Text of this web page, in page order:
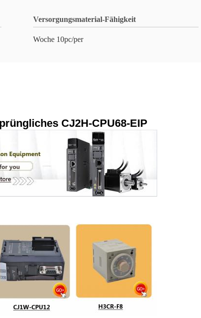
Versorgungsmaterial-Fähigkeit
Woche 10pc/per
CJ2H-CPU68-EIP